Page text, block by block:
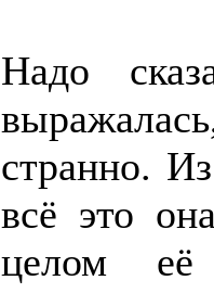
Надо
странно.
всё это
целом